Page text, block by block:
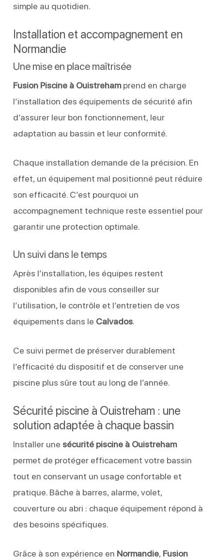
simple au quotidien.
Installation et accompagnement en
Normandie
Une mise en place maîtrisée
Fusion Piscine à Ouistrehamprend en charge
l’installation des équipements de sécurité afin
d’assurer leur bon fonctionnement, leur
adaptation au bassin et leur conformité.
Chaque installation demande de la précision. En
effet, un équipement mal positionné peut réduire
son efficacité. C’est pourquoi un
accompagnement technique reste essentiel pour
garantir une protection optimale.
Un suivi dans le temps
Après l’installation, les équipes restent
disponibles afin de vous conseiller sur
l’utilisation, le contrôle et l’entretien de vos
équipements dans le Calvados.
Ce suivi permet de préserver durablement
l’efficacité du dispositif et de conserver une
piscine plus sûre tout au long de l’année.
Sécurité piscine à Ouistreham : une
solution adaptée à chaque bassin
Installer une sécurité piscine à Ouistreham
permet de protéger efficacement votre bassin
tout en conservant un usage confortable et
pratique. Bâche à barres, alarme, volet,
couverture ou abri : chaque équipement répond à
des besoins spécifiques.
Grâce à son expérience en Normandie, Fusion